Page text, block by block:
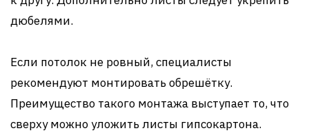
дюбелями.
Если потолок не ровный, специалисты
рекомендуют монтировать обрешётку.
Преимущество такого монтажа выступает то, что
сверху можно уложить листы гипсокартона.